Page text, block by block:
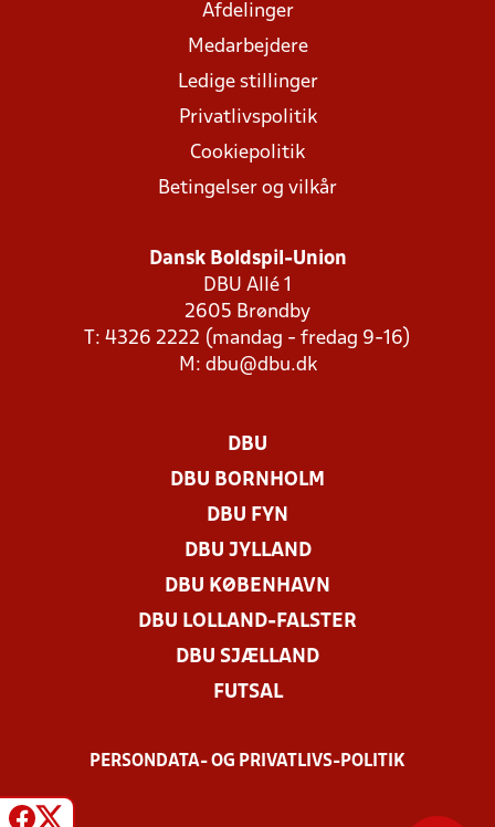
Afdelinger
Medarbejdere
Ledige stillinger
Privatlivspolitik
Cookiepolitik
Betingelser og vilkår
Dansk Boldspil-Union
DBU Allé 1
2605 Brøndby
T: 4326 2222 (mandag - fredag 9-16)
M: dbu@dbu.dk
DBU
DBU BORNHOLM
DBU FYN
DBU JYLLAND
DBU KØBENHAVN
DBU LOLLAND-FALSTER
DBU SJÆLLAND
FUTSAL
PERSONDATA- OG PRIVATLIVS-POLITIK